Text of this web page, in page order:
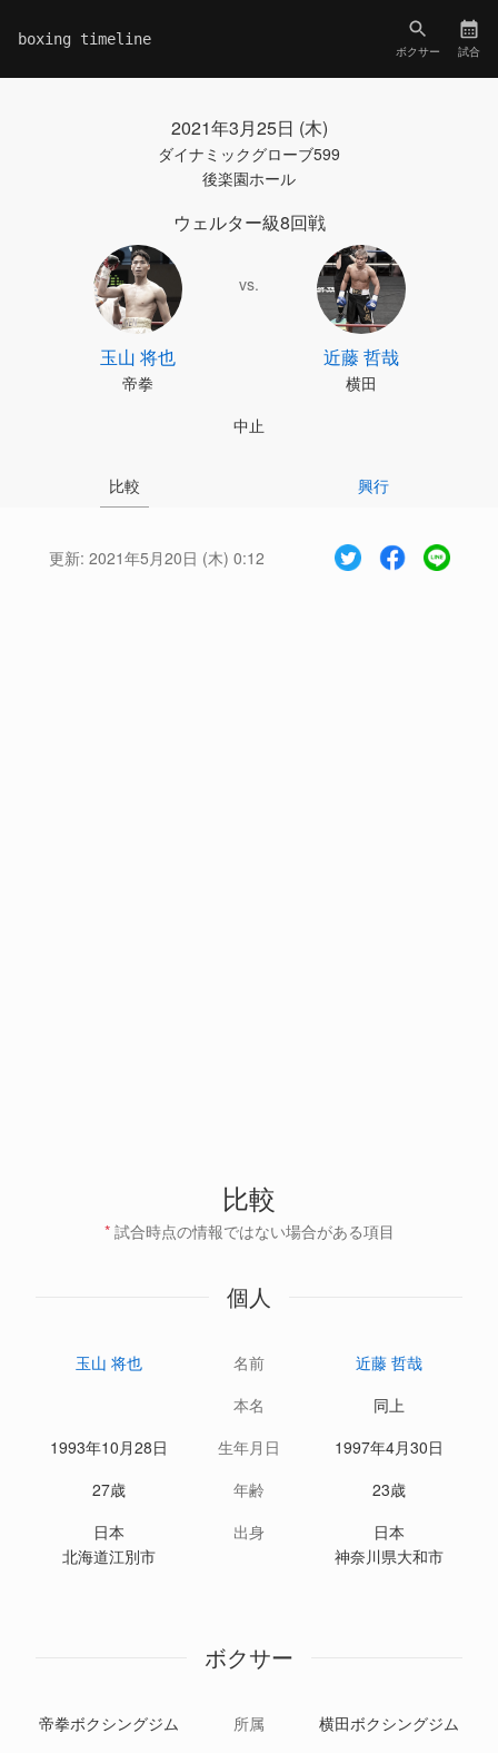
boxing timeline
ボクサー 試合
2021年3月25日 (木)
ダイナミックグローブ599
後楽園ホール
ウェルター級8回戦
玉山 将也
帝拳
vs.
近藤 哲哉
横田
中止
比較 興行
更新: 2021年5月20日 (木) 0:12
比較
* 試合時点の情報ではない場合がある項目
個人
玉山 将也 名前
近藤 哲哉
本名
同上
1993年10月28日
生年月日
1997年4月30日
27歳
年齢
23歳
日本
北海道江別市
出身
日本
神奈川県大和市
ボクサー
帝拳ボクシングジム 所属
横田ボクシングジム